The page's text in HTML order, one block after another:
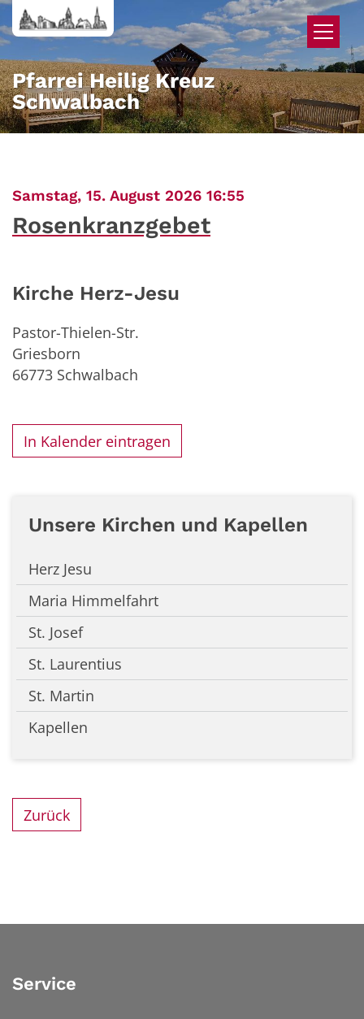
Zum Inhalt springen
Pfarrei Heilig Kreuz
Schwalbach
Samstag, 15. August 2026 16:55
Rosenkranzgebet
Kirche Herz-Jesu
Pastor-Thielen-Str.
Griesborn
66773 Schwalbach
In Kalender eintragen
Unsere Kirchen und Kapellen
Herz Jesu
Maria Himmelfahrt
St. Josef
St. Laurentius
St. Martin
Kapellen
Zurück
Service